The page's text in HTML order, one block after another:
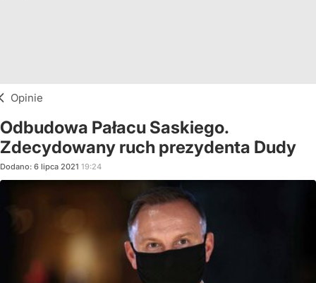
Opinie
Odbudowa Pałacu Saskiego.
Zdecydowany ruch prezydenta Dudy
Dodano: 6 lipca 2021 19:24